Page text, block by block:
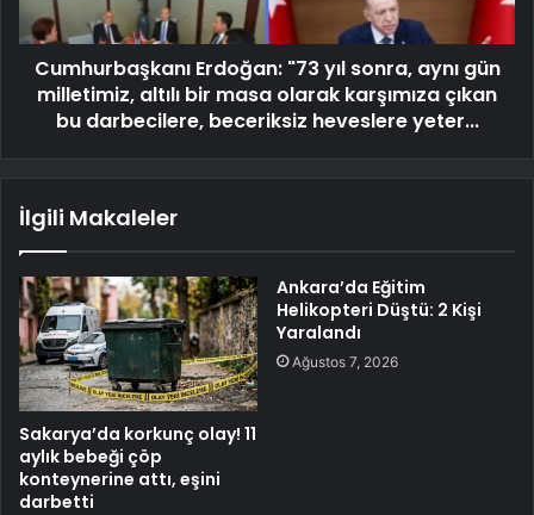
Cumhurbaşkanı Erdoğan: "73 yıl sonra, aynı gün
milletimiz, altılı bir masa olarak karşımıza çıkan
bu darbecilere, beceriksiz heveslere yeter...
İlgili Makaleler
Sakarya’da korkunç olay! 11
aylık bebeği çöp
konteynerine attı, eşini
darbetti
Ankara’da Eğitim
Helikopteri Düştü: 2 Kişi
Yaralandı
Ağustos 7, 2026